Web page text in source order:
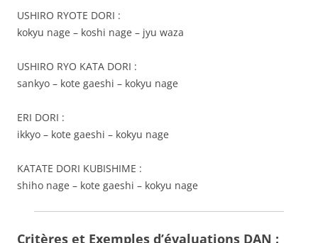
USHIRO RYOTE DORI :
kokyu nage – koshi nage – jyu waza
USHIRO RYO KATA DORI :
sankyo – kote gaeshi – kokyu nage
ERI DORI :
ikkyo – kote gaeshi – kokyu nage
KATATE DORI KUBISHIME :
shiho nage – kote gaeshi – kokyu nage
Critères et Exemples d’évaluations DAN :